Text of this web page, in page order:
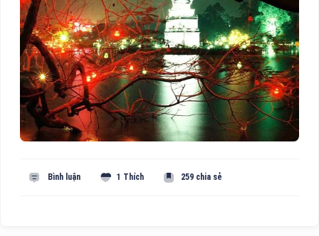
Bình luận 1 Thích 259 chia sẻ